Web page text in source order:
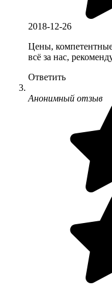
2018-12-26
Цены,
всё за нас,
Ответить
Анонимный отзыв